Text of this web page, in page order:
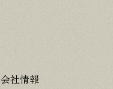
会社情報